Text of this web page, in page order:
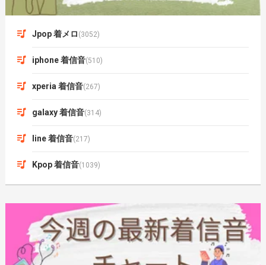
Jpop 着メロ (3052)
iphone 着信音(510)
xperia 着信音(267)
galaxy 着信音(314)
line 着信音(217)
Kpop 着信音(1039)